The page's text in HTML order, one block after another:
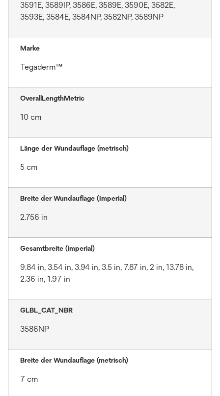
3591E, 3589IP, 3586E, 3589E, 3590E, 3582E,
3593E, 3584E, 3584NP, 3582NP, 3589NP
Marke
Tegaderm™
OverallLengthMetric
10 cm
Länge der Wundauflage (metrisch)
5 cm
Breite der Wundauflage (Imperial)
2.756 in
Gesamtbreite (imperial)
9.84 in, 3.54 in, 3.94 in, 3.5 in, 7.87 in, 2 in, 13.78 in,
2.36 in, 1.97 in
GLBL_CAT_NBR
3586NP
Breite der Wundauflage (metrisch)
7 cm